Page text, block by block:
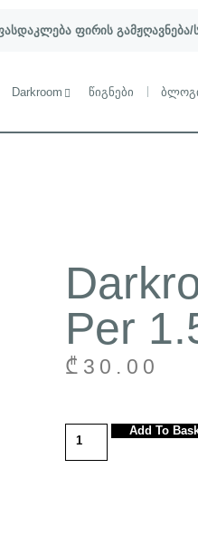
ფირის გამჟღავნება/
Darkroom წიგნები
Per
₾ 30.00
Add To